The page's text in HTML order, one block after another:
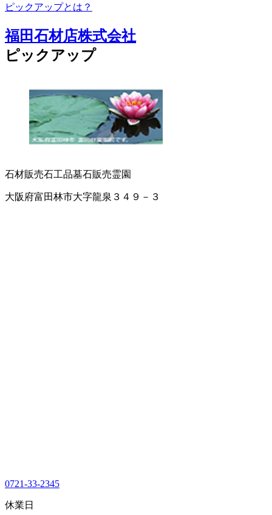
ピックアップとは？
福田石材店株式会社
ピックアップ
石材販売石工品墓石販売霊園
大阪府富田林市大字龍泉３４９－３
0721-33-2345
休業日